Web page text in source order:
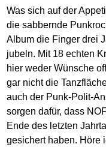
Was sich auf der
die sabbernde
Album die Finger drei
jubeln. Mit 18 echten
hier weder Wünsche
gar nicht die
auch der Punk-Polit-
sorgen dafür, dass
Ende des letzten
gesichert haben. Höre